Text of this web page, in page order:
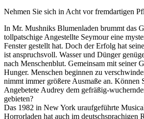
Nehmen Sie sich in Acht vor fremdartigen
In Mr. Mushniks Blumenladen brummt das
tollpatschige Angestellte Seymour eine
Fenster gestellt hat. Doch der Erfolg hat
ist anspruchsvoll. Wasser und Dünger
nach Menschenblut. Gemeinsam mit seiner
Hunger. Menschen beginnen zu
nimmt immer größere Ausmaße an. Können
Angebetete Audrey dem gefräßig-
gebieten?
Das 1982 in New York uraufgeführte
Horrorladen hat auch im deutschsprachigen